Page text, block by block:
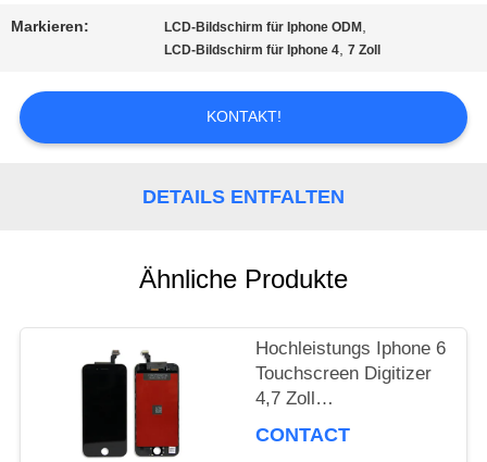
TOUR
QUALITÄTSKONTROLLE
PRIVACY
POLICY
Markieren: LCD-Bildschirm für Iphone ODM ,
LCD-Bildschirm für Iphone 4,7 Zoll
KONTAKT!
DETAILS ENTFALTEN
Ähnliche Produkte
Hochleistungs Iphone 6
Touchscreen Digitizer
4,7 Zoll
Grafikbildschirm
CONTACT